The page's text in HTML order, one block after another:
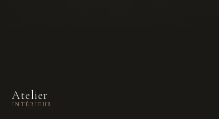
Atelier
INTÉRIEUR